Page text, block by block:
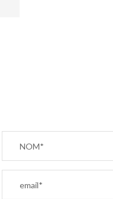
NOM*
email*